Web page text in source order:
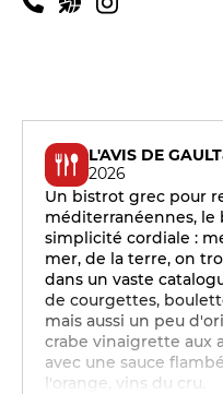
L'AVIS DE
2026
Un bistrot grec pour
méditerranéennes, le
simplicité cordiale :
mer, de la terre, on
dans un vaste
de courgettes,
mais aussi un peu
crabe vinaigrette aux
avec une sauce
l'orange, vins du cru.